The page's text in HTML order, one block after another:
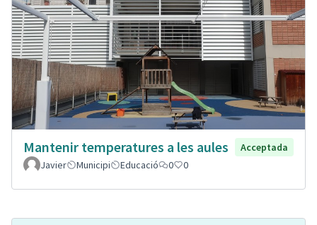
Mantenir temperatures a les aules
Acceptada
Javier
Municipi Educació 0 0